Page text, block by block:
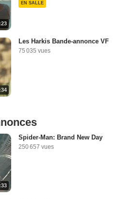
EN SALLE
Les Harkis Bande-annonce VF
75 035 vues
Spider-Man: Brand New Day
250 657 vues